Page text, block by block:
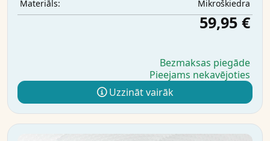
Materiāls: Mikrošķiedra
59,95 €
Bezmaksas piegāde
Pieejams nekavējoties
Uzzināt vairāk